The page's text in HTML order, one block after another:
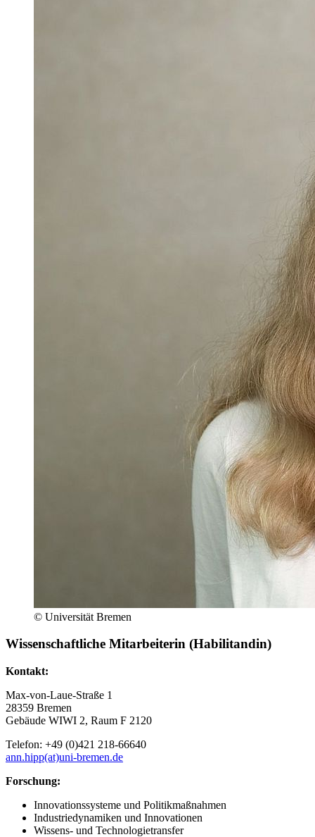
© Universität Bremen
Wissenschaftliche Mitarbeiterin (Habilitandin)
Kontakt:
Max-von-Laue-Straße 1
28359 Bremen
Gebäude WIWI 2, Raum F 2120
Telefon: +49 (0)421 218-66640
ann.hipp(at)uni-bremen.de
Forschung:
Innovationssysteme und Politikmaßnahmen
Industriedynamiken und Innovationen
Wissens- und Technologietransfer